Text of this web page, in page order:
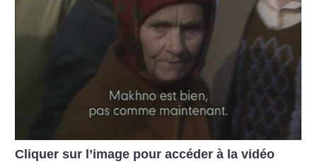
Cliquer sur l’image pour accéder à la vidéo